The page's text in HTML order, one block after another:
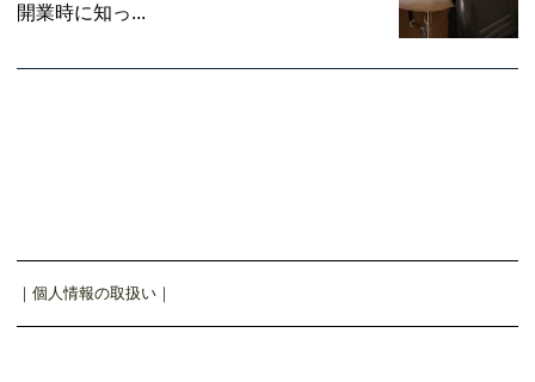
開業時に知っ...
｜ 個人情報の取扱い ｜